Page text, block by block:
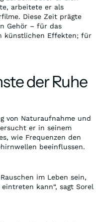
arbeitete er als
Diese Zeit prägte
Gehör – für das
künstlichen Effekten; für
der Ruhe
von Naturaufnahme und
er in seinem
wie Frequenzen den
beeinflussen.
im Leben sein,
kann“, sagt Sorel